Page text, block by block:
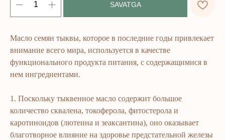
SAVATGA
Масло семян тыквы, которое в последние годы привлекает
внимание всего мира, используется в качестве
функционального продукта питания, с содержащимися в
нем ингредиентами.
1. Поскольку тыквенное масло содержит большое
количество сквалена, токоферола, фитостерола и
каротиноидов (лютеина и зеаксантина), оно оказывает
благотворное влияние на здоровье предстательной железы